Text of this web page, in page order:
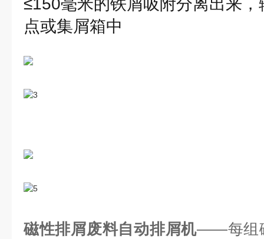
≤150毫米的铁屑吸附分离出来
点或集屑箱中
磁性排屑废料自动排屑机——每组